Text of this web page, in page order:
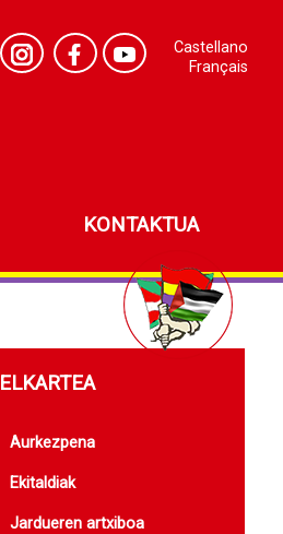
Castellano
Français
KONTAKTUA
ELKARTEA
Aurkezpena
Ekitaldiak
Jardueren artxiboa